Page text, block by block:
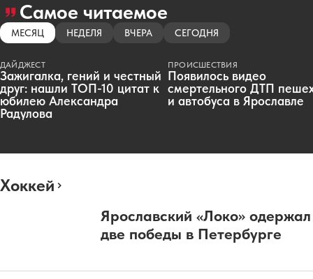
Самое читаемое
МЕСЯЦ НЕДЕЛЯ ВЧЕРА СЕГОДНЯ
ДАЙДЖЕСТ
Зажигалка, гений и честный
друг: нашли ТОП-10 цитат к
юбилею Александра
Радулова
ПРОИСШЕСТВИЯ
Появилось видео
смертельного ДТП
и автобуса в Ярославле
Хоккей
Ярославский «Локо» одержал
две победы в Петербурге